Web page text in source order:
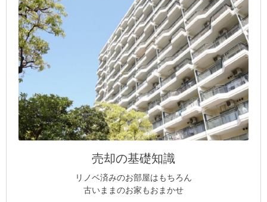
売却の基礎知識
リノベ済みのお部屋はもちろん
古いままのお家もおまかせ